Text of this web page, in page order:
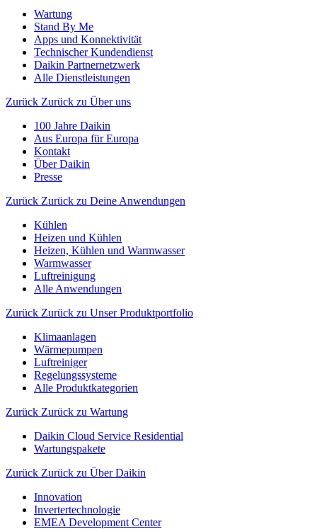
Wartung
Stand By Me
Apps und Konnektivität
Technischer Kundendienst
Daikin Partnernetzwerk
Alle Dienstleistungen
Zurück Zurück zu Über uns
100 Jahre Daikin
Aus Europa für Europa
Kontakt
Über Daikin
Presse
Zurück Zurück zu Deine Anwendungen
Kühlen
Heizen und Kühlen
Heizen, Kühlen und Warmwasser
Warmwasser
Luftreinigung
Alle Anwendungen
Zurück Zurück zu Unser Produktportfolio
Klimaanlagen
Wärmepumpen
Luftreiniger
Regelungssysteme
Alle Produktkategorien
Zurück Zurück zu Wartung
Daikin Cloud Service Residential
Wartungspakete
Zurück Zurück zu Über Daikin
Innovation
Invertertechnologie
EMEA Development Center